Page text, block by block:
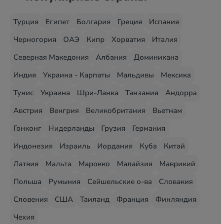
Турция Египет Болгария Греция
Испания
Черногория
ОАЭ Кипр Хорватия
Италия
Северная Македония
Албания
Доминикана
Индия
Украина - Карпаты Мальдивы
Мексика
Тунис
Украина Шри-Ланка Танзания
Андорра
Австрия
Венгрия Великобритания
Вьетнам
Гонконг
Нидерланды Грузия
Германия
Индонезия
Израиль Иордания Куба
Китай
Латвия
Мальта Марокко Малайзия
Маврикий
Польша
Румыния Сейшельские о-ва
Словакия
Словения
США Таиланд Франция
Финляндия
Чехия